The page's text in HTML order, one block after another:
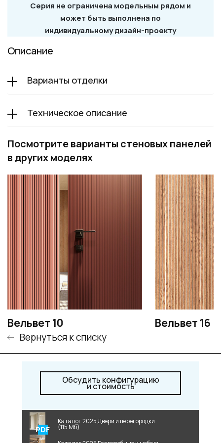
Серия не ограничена модельным рядом и
может быть выполнена по
индивидуальному дизайн-проекту
Описание
Варианты отделки
Техническое описание
Посмотрите варианты стеновых панелей
в других моделях
Вельвет 10 Вельвет 16
Вернуться к списку
Обсудить конфигурацию
и стоимость
Каталог 2025 Двери и перегородки
(115 Мб)